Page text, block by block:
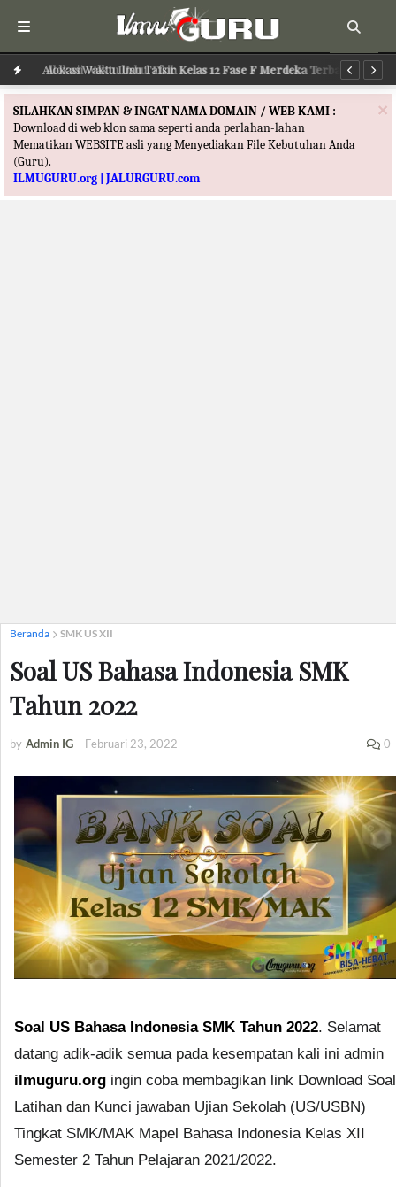
Alokasi Waktu Ilmu Tafsir Kelas 12 Fase F Merdeka Terbaru
×
SILAHKAN SIMPAN & INGAT NAMA DOMAIN / WEB KAMI :
Download di web klon sama seperti anda perlahan-lahan
Mematikan WEBSITE asli yang Menyediakan File Kebutuhan Anda
(Guru).
ILMUGURU.org | JALURGURU.com
Beranda SMK US XII
Soal US Bahasa Indonesia SMK
Tahun 2022
by Admin IG - Februari 23, 2022 0
Soal US Bahasa Indonesia SMK Tahun 2022. Selamat
datang adik-adik semua pada kesempatan kali ini admin
ilmuguru.org ingin coba membagikan link Download Soal
Latihan dan Kunci jawaban Ujian Sekolah (US/USBN)
Tingkat SMK/MAK Mapel Bahasa Indonesia Kelas XII
Semester 2 Tahun Pelajaran 2021/2022.